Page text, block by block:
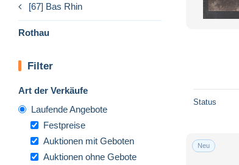
[67] Bas Rhin
Rothau
Filter
Art der Verkäufe
Laufende Angebote
Festpreise
Auktionen mit Geboten
Auktionen ohne Gebote
Status
Neu